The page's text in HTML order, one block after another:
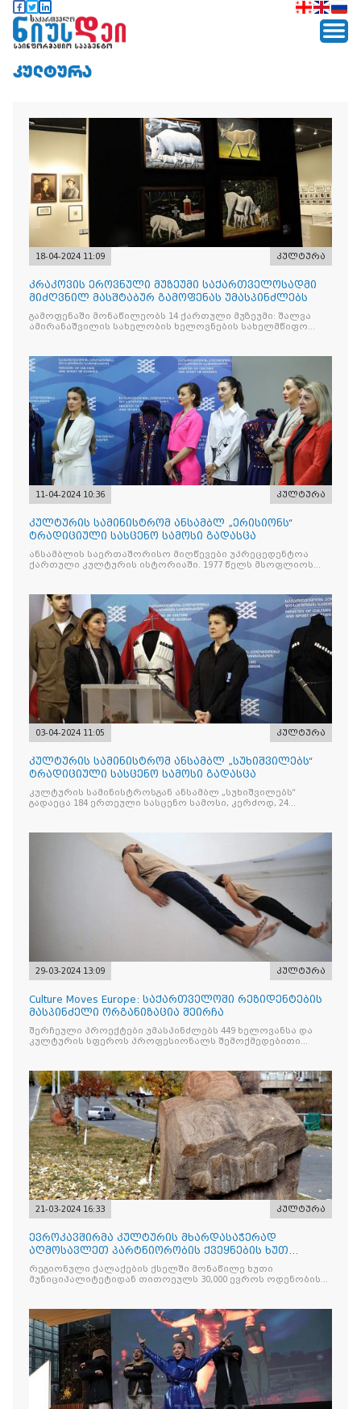
ᲙᲣᲚᲢᲣᲠᲐ
18-04-2024 11:09 კულტურა
კრაკოვის ეროვნული მუზეუმი საქართველოსადმი
მიძღვნილ მასშტაბურ გამოფენას უმასპინძლებს
გამოფენაში მონაწილეობს 14 ქართული მუზეუმი: შალვა
ამირანაშვილის სახელობის ხელოვნების სახელმწიფო
11-04-2024 10:36 კულტურა
კულტურის სამინისტრომ ანსამბლ „ერისიონს“
ტრადიციული სასცენო სამოსი გადასცა
ანსამბლის საერთაშორისო მიღწევები უპრეცედენტოა
ქართული კულტურის ისტორიაში. 1977 წელს მსოფლიოს
03-04-2024 11:05 კულტურა
კულტურის სამინისტრომ ანსამბლ „სუხიშვილებს“
ტრადიციული სასცენო სამოსი გადასცა
კულტურის სამინისტროსგან ანსამბლ „სუხიშვილებს“
გადაეცა 184 ერთეული სასცენო სამოსი, კერძოდ, 24
29-03-2024 13:09 კულტურა
Culture Moves Europe: საქართველოში რეზიდენტების
მასპინძელი ორგანიზაცია შეირჩა
შერჩეული პროექტები უმასპინძლებს 449 ხელოვანსა და
კულტურის სფეროს პროფესიონალს შემოქმედებითი
21-03-2024 16:33 კულტურა
ევროკავშირმა კულტურის მხარდასაჭერად
აღმოსავლეთ პარტნიორობის ქვეყნების ხუთ
რეგიონულ ქალაქს 150,000 ევრო გადასცა
რეგიონული ქალაქების ქსელში მონაწილე ხუთი
მუნიციპალიტეტიდან თითოეულს 30,000 ევროს ოდენობის